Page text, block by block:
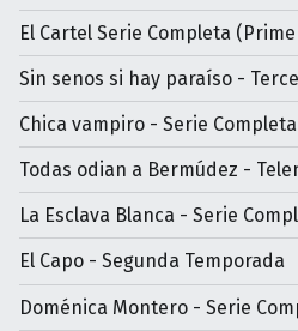
El Cartel Serie Completa
Sin senos si hay paraíso -
Chica vampiro - Serie Completa
Todas odian a Bermúdez -
La Esclava Blanca - Serie
El Capo - Segunda Temporada
Doménica Montero - Serie